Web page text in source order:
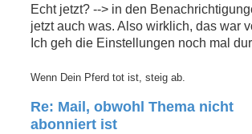
e
n
r
i
r
a
g
Echt jetzt? --> in den
jetzt auch was. Also wirklich, das war
Ich geh die Einstellungen noch mal
Wenn Dein Pferd tot ist, steig ab.
Re: Mail, obwohl Thema nicht
abonniert ist